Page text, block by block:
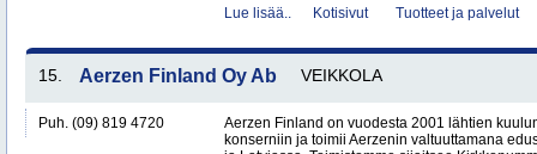
Lue lisää..
Kotisivut Tuotteet ja palvelut
15. Aerzen Finland Oy Ab VEIKKOLA
Puh. (09) 819 4720
Aerzen Finland on vuodesta 2001 lähtien
konserniin ja toimii Aerzenin valtuuttamana